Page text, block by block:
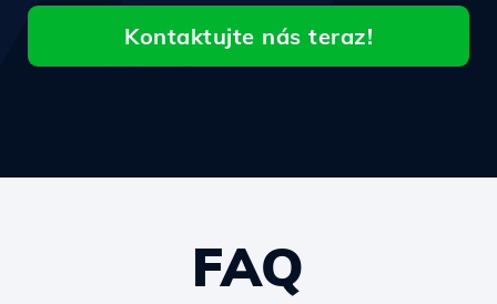
Kontaktujte nás teraz!
FAQ